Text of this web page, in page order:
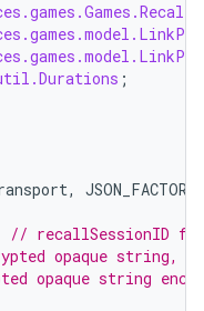
;
, JSON_FACTORY
// recallSessionID
opaque string,
opaque string